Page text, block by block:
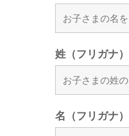
姓（フリガナ）
名（フリガナ）